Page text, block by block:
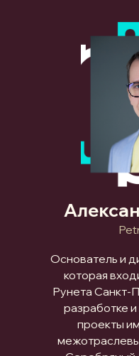
Основатель и
которая
Рунета Санкт-
разработке
проекты